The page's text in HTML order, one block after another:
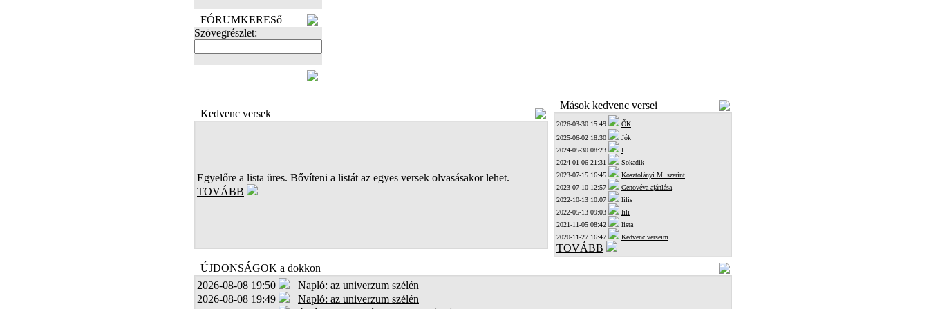
FÓRUMKERESő
Szövegrészlet:
Kedvenc versek
Egyelőre a lista üres. Bővíteni a listát az egyes versek olvasásakor lehet.
TOVÁBB
Mások kedvenc versei
2026-03-30 15:49
ŐK
2025-06-02 18:30
Jók
2024-05-30 08:23
l
2024-01-06 21:31
Sokadik
2023-07-15 16:45
Kosztolányi M. szerint
2023-07-10 12:57
Genovéva ajánlása
2022-10-13 10:07
lilis
2022-05-13 09:03
lili
2021-11-05 08:42
lista
2020-11-27 16:47
Kedvenc verseim
TOVÁBB
ÚJDONSÁGOK a dokkon
2026-08-08 19:50
Napló: az univerzum szélén
2026-08-08 19:49
Napló: az univerzum szélén